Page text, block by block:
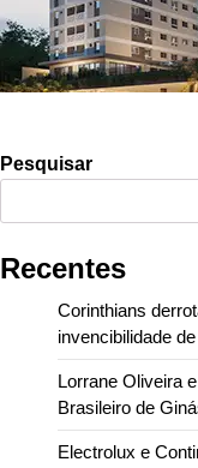
Pesquisar
Recentes
Corinthians
invencibilidade
Lorrane Oliveira
Brasileiro de
Electrolux e